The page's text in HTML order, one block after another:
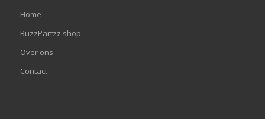
Home
BuzzPartzz.shop
Over ons
Contact